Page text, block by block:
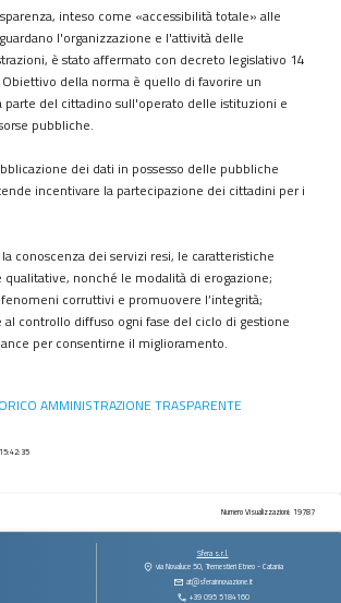
inteso come «accessibilità totale» alle
l'organizzazione e l'attività delle
è stato affermato con decreto legislativo 14
della norma è quello di favorire un
parte del cittadino sull'operato delle istituzioni e
pubbliche.
dei dati in possesso delle pubbliche
incentivare la partecipazione dei cittadini per i
conoscenza dei servizi resi, le caratteristiche
qualitative, nonché le modalità di erogazione;
corruttivi e promuovere l’integrità;
controllo diffuso ogni fase del ciclo di gestione
per consentirne il miglioramento.
AMMINISTRAZIONE TRASPARENTE
Numero Visualizzazioni: 19787
Sfera s.r.l.
via Novaluce 50, Tremestieri Etneo - Catania
at@sferainnovazione.it
+39 095 5184160